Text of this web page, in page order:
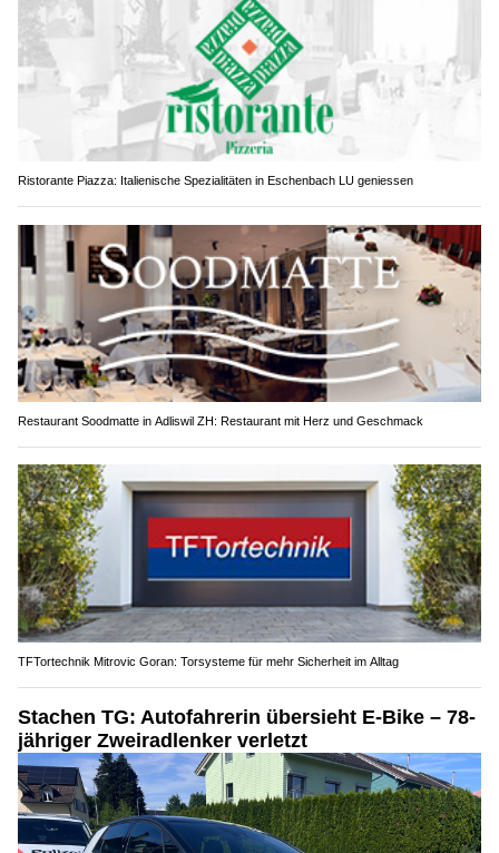
Ristorante Piazza: Italienische Spezialitäten in Eschenbach LU geniessen
Restaurant Soodmatte in Adliswil ZH: Restaurant mit Herz und Geschmack
TFTortechnik Mitrovic Goran: Torsysteme für mehr Sicherheit im Alltag
Stachen TG: Autofahrerin übersieht E-Bike – 78-
jähriger Zweiradlenker verletzt